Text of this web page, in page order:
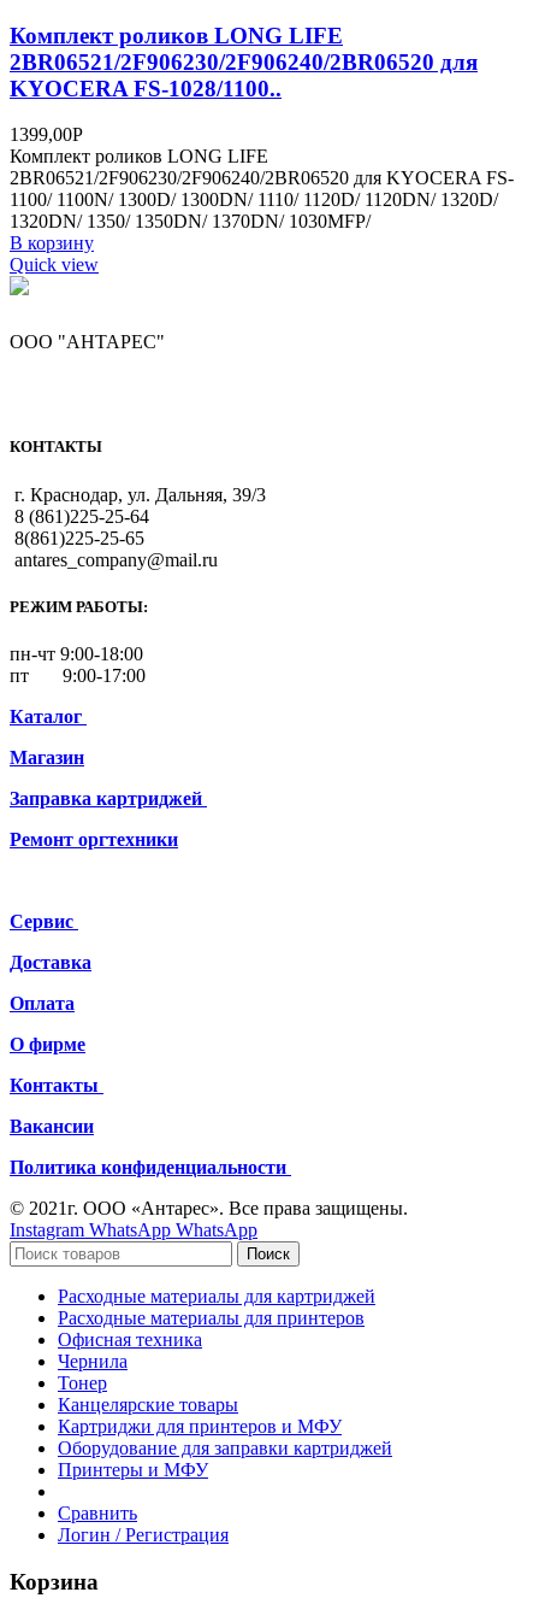
Комплект роликов LONG LIFE
2BR06521/2F906230/2F906240/2BR06520 для
KYOCERA FS-1028/1100..
1399,00Р
Комплект роликов LONG LIFE
2BR06521/2F906230/2F906240/2BR06520 для KYOCERA FS-
1100/ 1100N/ 1300D/ 1300DN/ 1110/ 1120D/ 1120DN/ 1320D/
1320DN/ 1350/ 1350DN/ 1370DN/ 1030MFP/
В корзину
Quick view
ООО "АНТАРЕС"
КОНТАКТЫ
г. Краснодар, ул. Дальняя, 39/3
8 (861)225-25-64
8(861)225-25-65
antares_company@mail.ru
РЕЖИМ РАБОТЫ:
пн-чт 9:00-18:00
пт 9:00-17:00
Каталог
Магазин
Заправка картриджей
Ремонт оргтехники
Сервис
Доставка
Оплата
О фирме
Контакты
Вакансии
Политика конфиденциальности
© 2021г. ООО «Антарес». Все права защищены.
Instagram WhatsApp WhatsApp
Поиск
Расходные материалы для картриджей
Расходные материалы для принтеров
Офисная техника
Чернила
Тонер
Канцелярские товары
Картриджи для принтеров и МФУ
Оборудование для заправки картриджей
Принтеры и МФУ
Сравнить
Логин / Регистрация
Корзина